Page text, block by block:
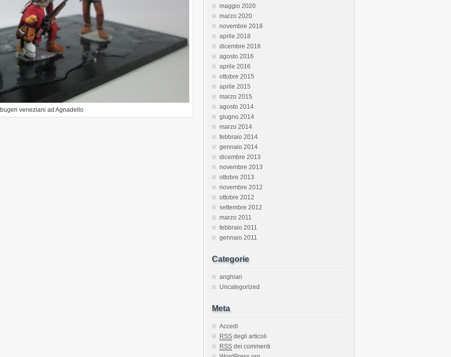
veneziani ad Agnadello
maggio 2020
marzo 2020
novembre 2018
aprile 2018
dicembre 2016
agosto 2016
aprile 2016
ottobre 2015
aprile 2015
marzo 2015
agosto 2014
giugno 2014
marzo 2014
febbraio 2014
gennaio 2014
dicembre 2013
novembre 2013
ottobre 2013
novembre 2012
ottobre 2012
settembre 2012
marzo 2011
febbraio 2011
gennaio 2011
Categorie
anghiari
Uncategorized
Meta
Accedi
RSS degli articoli
RSS dei commenti